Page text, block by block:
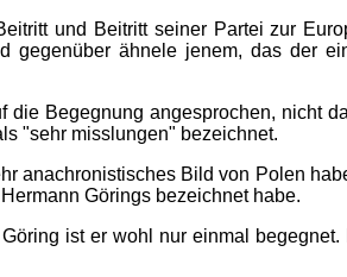
und Beitritt seiner Partei zur
gegenüber ähnele jenem, das der
Begegnung angesprochen, nicht
"sehr misslungen" bezeichnet.
anachronistisches Bild von Polen
Görings bezeichnet habe.
ist er wohl nur einmal